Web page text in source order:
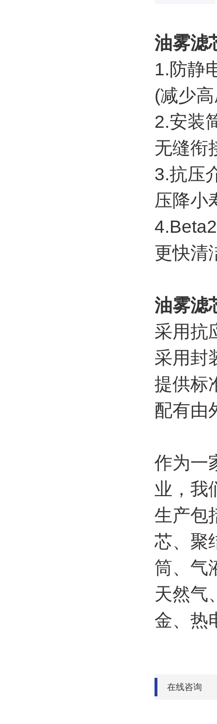
油雾滤
1.防静
(减少
2.安装
无缝衔
3.抗压
压降小
更快清
油雾滤
采用抗
采用封
提供标
配有由
作为一
业，我
生产包
芯、聚
筒、气
天然气
金、热
在线咨询